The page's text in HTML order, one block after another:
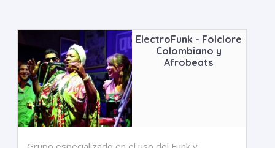
ElectroFunk - Folclore
Colombiano y
Afrobeats